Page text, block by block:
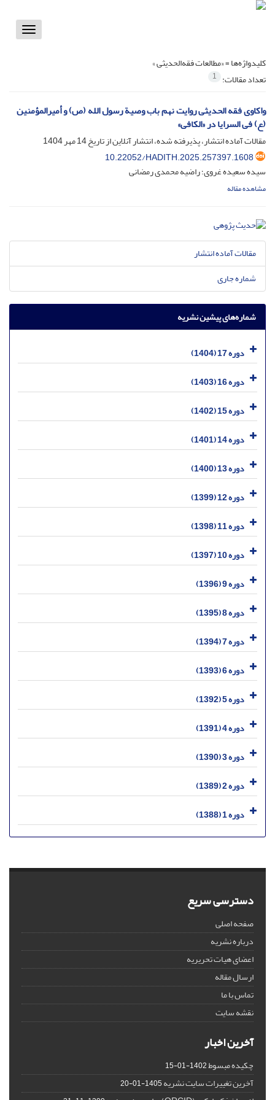
Toggle
کلیدواژه‌ها =«مطالعات فقه‌الحدیثی »
تعداد مقالات: 1
واکاوی فقه الحدیثی روایت نهم باب وصیة رسول الله (ص) و أمیرالمؤمنین
(ع) فی السرایا در «الکافی»
مقالات آماده انتشار، پذیرفته شده، انتشار آنلاین از تاریخ14 مهر 1404
10.22052/HADITH.2025.257397.1608
سیده سعیده غروی؛ راضیه محمدی رمضانی
مشاهده مقاله
مقالات آماده انتشار
شماره جاری
شماره‌های پیشین نشریه
دوره 17 (1404)
دوره 16 (1403)
دوره 15 (1402)
دوره 14 (1401)
دوره 13 (1400)
دوره 12 (1399)
دوره 11 (1398)
دوره 10 (1397)
دوره 9 (1396)
دوره 8 (1395)
دوره 7 (1394)
دوره 6 (1393)
دوره 5 (1392)
دوره 4 (1391)
دوره 3 (1390)
دوره 2 (1389)
دوره 1 (1388)
دسترسی سریع
صفحه اصلی
درباره نشریه
اعضای هیات تحریریه
ارسال مقاله
تماس با ما
نقشه سایت
آخرین اخبار
چکیده مبسوط1402-01-15
آخرین تغییرات سایت نشریه1405-01-20